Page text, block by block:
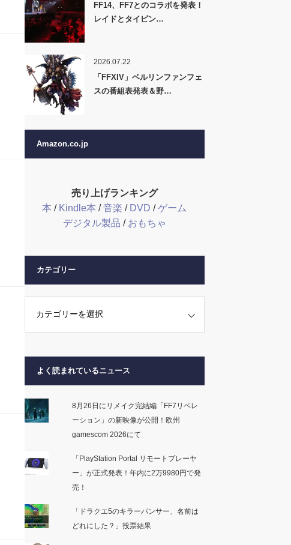
FF14、FF7とのコラボを発表！
レイドとタイピン…
2026.07.22
「FFXIV」ベルリンファンフェ
スの番組表発表＆野…
Amazon.co.jp
売り上げランキング
本 / Kindle本 /音楽 / DVD /ゲーム
デジタル製品 / おもちゃ
カテゴリー
よく読まれているニュース
8月26日にリメイク完結編「FF7リベレ
ーション」の新映像が公開！欧州
gamescom 2026にて
「PlayStation Portal リモートプレーヤ
ー」が正式発表！年内に2万9980円で発
売！
「ドラクエ5のキラーパンサー、名前は
どれにした？」投票結果